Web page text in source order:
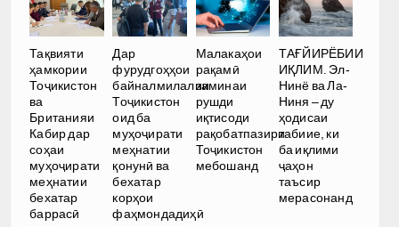
Тақвияти
ҳамкории
Тоҷикистон
ва
Британияи
Кабир дар
соҳаи
муҳоҷирати
меҳнатии
бехатар
баррасӣ
Дар
фурудгоҳҳои
байналмилалии
Тоҷикистон
оид ба
муҳоҷирати
меҳнатии
қонунӣ ва
бехатар
корҳои
фаҳмондадиҳӣ
Малакаҳои
рақамӣ
заминаи
рушди
иқтисоди
рақобатпазири
Тоҷикистон
мебошанд
ТАҒЙИРЁБИИ
ИҚЛИМ. Эл-
Нинё ва Ла-
Ниня – ду
ҳодисаи
табиие, ки
ба иқлими
ҷаҳон
таъсир
мерасонанд